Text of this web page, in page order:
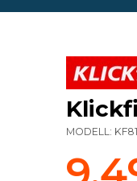
MODELL: